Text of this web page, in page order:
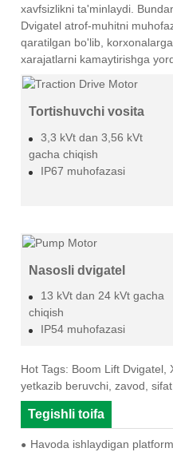
xavfsizlikni ta'minlaydi.
Dvigatel atrof-muhitni
qaratilgan bo'lib,
xarajatlarni kamaytirishga
Tortishuvchi vosita
3,3 kVt dan 3,56 kVt
gacha chiqish
IP67 muhofazasi
Nasosli dvigatel
13 kVt dan 24 kVt gacha
chiqish
IP54 muhofazasi
Hot Tags: Boom Lift Dvigatel,
yetkazib beruvchi, zavod,
Tegishli toifa
Havoda ishlaydigan